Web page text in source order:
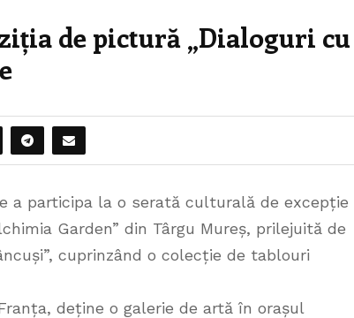
de pictură „Dialoguri cu
a participa la o serată culturală de excepție
Garden” din Târgu Mureș, prilejuită de
cuprinzând o colecție de tablouri
deține o galerie de artă în orașul